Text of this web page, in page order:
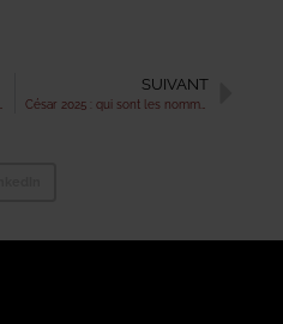
SUIVANT
César 2025 : qui sont les nommés pour la 50e cérémonie ?